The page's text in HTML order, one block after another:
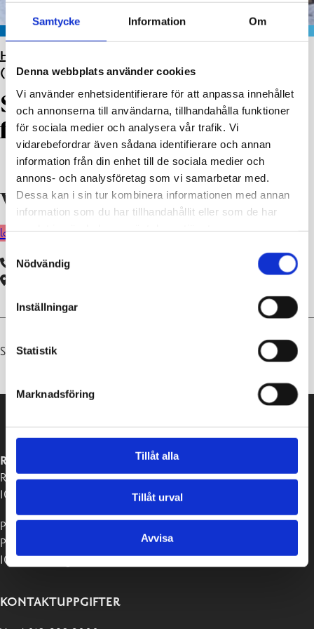
Samtycke Information Om
Denna webbplats använder cookies
Vi använder enhetsidentifierare för att anpassa innehållet
och annonserna till användarna, tillhandahålla funktioner
för sociala medier och analysera vår trafik. Vi
vidarebefordrar även sådana identifierare och annan
information från din enhet till de sociala medier och
annons- och analysföretag som vi samarbetar med.
Dessa kan i sin tur kombinera informationen med annan
information som du har tillhandahållit eller som de har
Nödvändig
Inställningar
Statistik
Marknadsföring
Tillåt alla
Tillåt urval
Avvisa
HEM
(3–4 ÅR OCH FÖRSKOLA)
Solrosen (3–4 år och
förskola)
Välkommen till Solrosen!
logga in i peda.netlogga in till cgi vesalogga in till wilma
019 289 2602
Senast uppdaterad 26.06.2026
RASEBORGS STAD
Raseborgsvägen 37
10650 Ekenäs
Postadress:
PB 58
10611 Raseborg
KONTAKTUPPGIFTER